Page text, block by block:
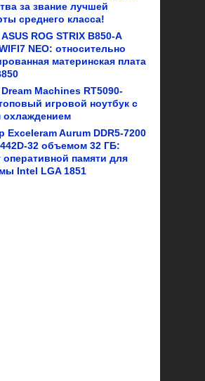
за звание лучшей
среднего класса!
ROG STRIX B850-A
NEO: относительно
материнская плата
Machines RT5090-
игровой ноутбук с
Exceleram Aurum DDR5-7200
32 объемом 32 ГБ:
оперативной памяти для
Intel LGA 1851